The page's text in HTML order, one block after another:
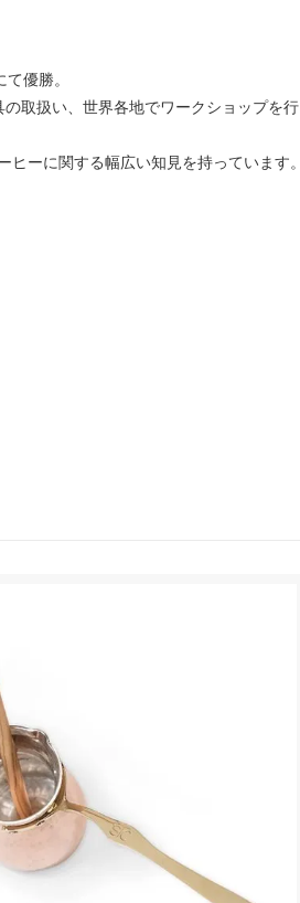
優勝。
取扱い、世界各地でワークショップを行
ーに関する幅広い知見を持っています。